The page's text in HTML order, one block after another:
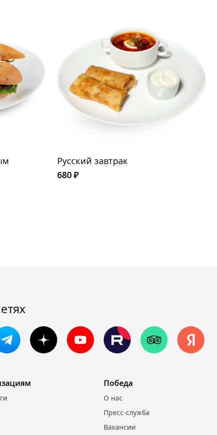
Русский завтрак
680₽
Победа
О нас
Пресс-служба
Вакансии